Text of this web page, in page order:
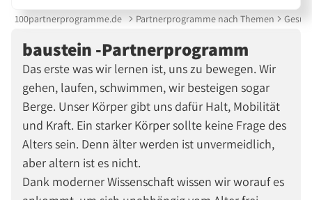
100partnerprogramme.de Partnerprogramme nach Themen
baustein -Partnerprogramm
Das erste was wir lernen ist, uns zu bewegen. Wir
gehen, laufen, schwimmen, wir besteigen sogar
Berge. Unser Körper gibt uns dafür Halt, Mobilität
und Kraft. Ein starker Körper sollte keine Frage des
Alters sein. Denn älter werden ist unvermeidlich,
aber altern ist es nicht.
Dank moderner Wissenschaft wissen wir worauf es